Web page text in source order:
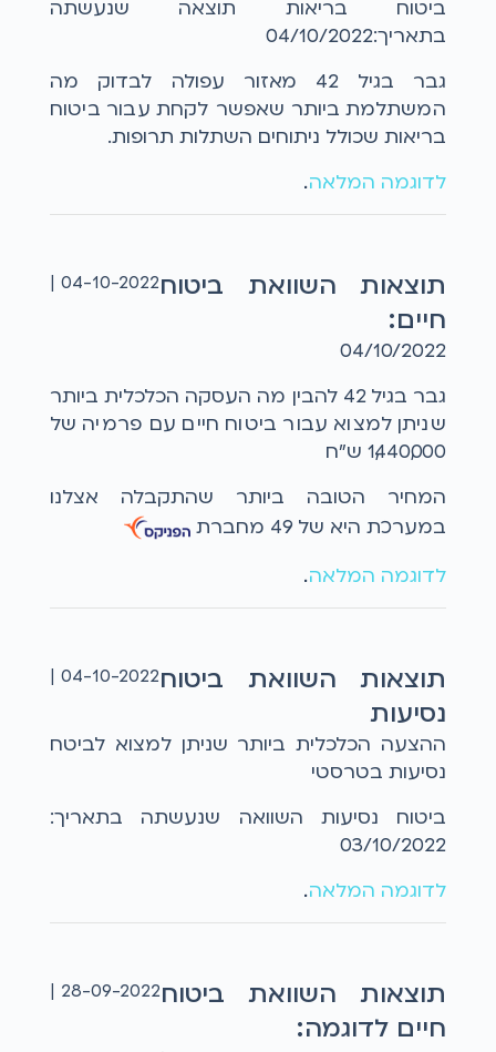
ביטוח בריאות תוצאה שנעשתה
בתאריך:04/10/2022
גבר בגיל 42 מאזור עפולה לבדוק מה
המשתלמת ביותר שאפשר לקחת עבור ביטוח
בריאות שכולל ניתוחים השתלות תרופות.
לדוגמה המלאה...
04-10-2022 |תוצאות השוואת ביטוח
חיים:
04/10/2022
גבר בגיל 42 להבין מה העסקה הכלכלית ביותר
שניתן למצוא עבור ביטוח חיים עם פרמיה של
1,440,000 ש"ח
המחיר הטובה ביותר שהתקבלה אצלנו
במערכת היא של 49 מחברת
לדוגמה המלאה...
04-10-2022 |תוצאות השוואת ביטוח
נסיעות
ההצעה הכלכלית ביותר שניתן למצוא לביטח
נסיעות בטרסטי
ביטוח נסיעות השוואה שנעשתה בתאריך:
03/10/2022
לדוגמה המלאה...
28-09-2022 |תוצאות השוואת ביטוח
חיים לדוגמה: